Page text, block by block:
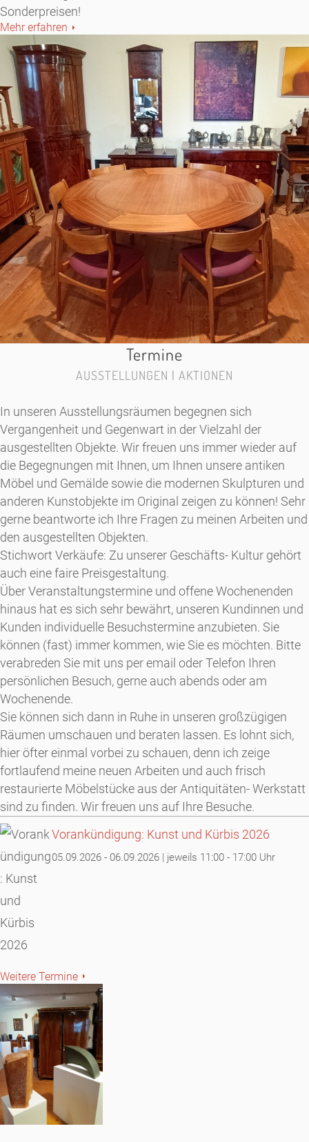
Sonderpreisen!
Mehr erfahren
Termine
AUSSTELLUNGEN | AKTIONEN
In unseren Ausstellungsräumen begegnen sich
Vergangenheit und Gegenwart in der Vielzahl der
ausgestellten Objekte. Wir freuen uns immer wieder auf
die Begegnungen mit Ihnen, um Ihnen unsere antiken
Möbel und Gemälde sowie die modernen Skulpturen und
anderen Kunstobjekte im Original zeigen zu können! Sehr
gerne beantworte ich Ihre Fragen zu meinen Arbeiten und
den ausgestellten Objekten.
Stichwort Verkäufe: Zu unserer Geschäfts- Kultur gehört
auch eine faire Preisgestaltung.
Über Veranstaltungstermine und offene Wochenenden
hinaus hat es sich sehr bewährt, unseren Kundinnen und
Kunden individuelle Besuchstermine anzubieten. Sie
können (fast) immer kommen, wie Sie es möchten. Bitte
verabreden Sie mit uns per email oder Telefon Ihren
persönlichen Besuch, gerne auch abends oder am
Wochenende.
Sie können sich dann in Ruhe in unseren großzügigen
Räumen umschauen und beraten lassen. Es lohnt sich,
hier öfter einmal vorbei zu schauen, denn ich zeige
fortlaufend meine neuen Arbeiten und auch frisch
restaurierte Möbelstücke aus der Antiquitäten- Werkstatt
sind zu finden. Wir freuen uns auf Ihre Besuche.
Vorankündigung: Kunst und Kürbis 2026
05.09.2026 - 06.09.2026 | jeweils 11:00 - 17:00 Uhr
Weitere Termine